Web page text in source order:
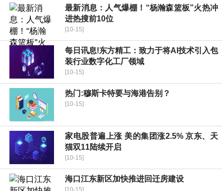
最新消息：人气爆棚！“杨瀚森篮板”火热冲
进热搜前10位
[10-15]
每日讯息!东方精工：致力于将AI技术引入包
装行业数字化工厂领域
[10-15]
热门:穆斯卡特要与海港告别？
[10-15]
家电股普遍上涨 美的集团涨2.5% 京东、天
猫双11陆续开启
[10-15]
海口江东新区加快推进回迁房建设